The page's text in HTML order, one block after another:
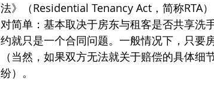
法》（Residential Tenancy Act，简称RTA
对简单：基本取决于房东与租客是否共享洗
约就只是一个合同问题。一般情况下，只要
（当然，如果双方无法就关于赔偿的具体
纷）。